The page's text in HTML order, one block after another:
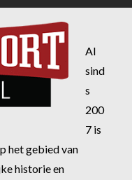
Al
sind
s
200
7 is
het gebied van
historie en